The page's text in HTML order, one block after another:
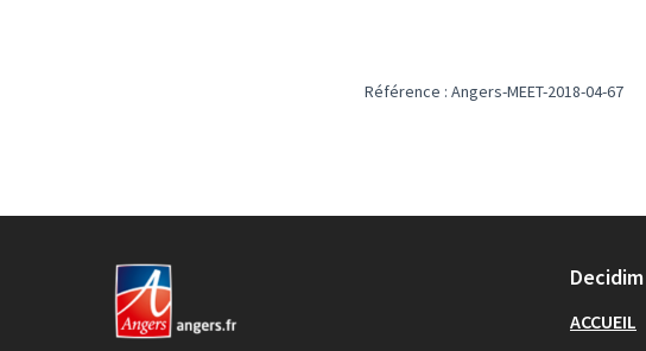
Référence : Angers-MEET-2018-04-67
Decidim
ACCUEIL